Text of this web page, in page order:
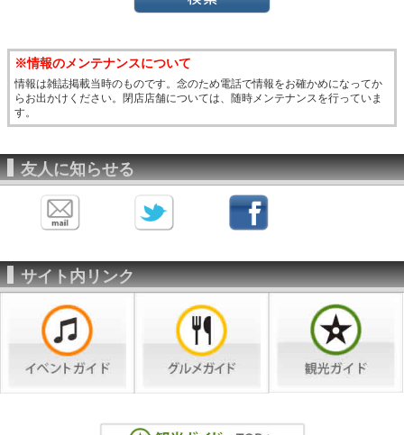
※情報のメンテナンスについて
情報は雑誌掲載当時のものです。念のため電話で情報をお確かめになってか
らお出かけください。閉店店舗については、随時メンテナンスを行っていま
す。
友人に知らせる
サイト内リンク